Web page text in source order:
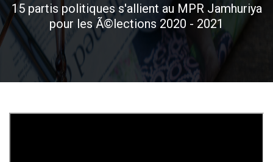
15 partis politiques s'allient au MPR Jamhuriya
pour les Ã©lections 2020 - 2021